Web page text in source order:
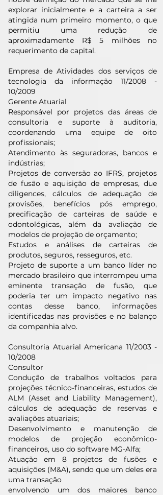
explorar inicialmente e a carteira a ser
atingida num primeiro momento, o que
permitiu uma redução de
aproximadamente R$ 5 milhões no
requerimento de capital.
Empresa de Atividades dos serviços de
tecnologia da informação 11/2008 -
10/2009
Gerente Atuarial
Responsável por projetos das áreas de
consultoria e suporte à auditoria,
coordenando uma equipe de oito
profissionais;
Atendimento às seguradoras, bancos e
indústrias;
Projetos de conversão ao IFRS, projetos
de fusão e aquisição de empresas, due
diligences, cálculos de adequação de
provisões, benefícios pós emprego,
precificação de carteiras de saúde e
odontológicas, além da avaliação de
modelos de projeção de orçamento;
Estudos e análises de carteiras de
produtos, seguros, resseguros, etc.
Projeto de suporte a um banco líder no
mercado brasileiro que interrompeu uma
eminente transação de fusão, que
poderia ter um impacto negativo nas
contas desse banco, informações
identificadas nas provisões e no balanço
da companhia alvo.
Consultoria Atuarial Americana 11/2003 -
10/2008
Consultor
Condução de trabalhos voltados para
projeções técnico-financeiras, estudos de
ALM (Asset and Liability Management),
cálculos de adequação de reservas e
avaliações atuariais;
Desenvolvimento e manutenção de
modelos de projeção econômico-
financeiros, uso do software MG-Alfa;
Atuação em 8 projetos de fusões e
aquisições (M&A), sendo que um deles era
uma transação
envolvendo um dos maiores banco